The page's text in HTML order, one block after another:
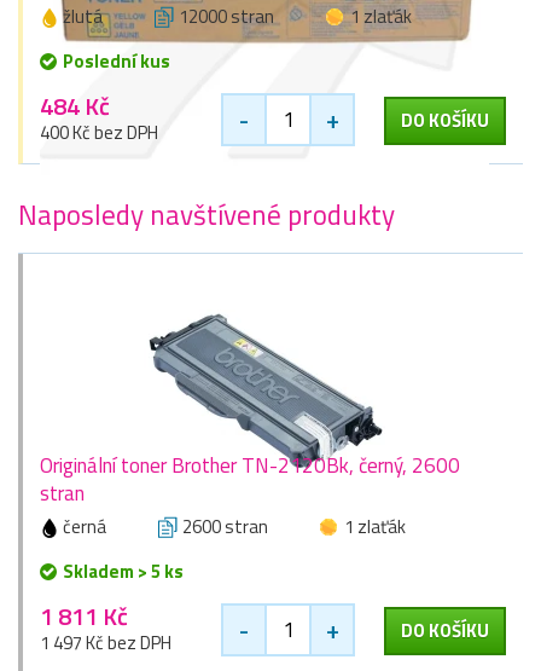
žlutá 12000 stran
1 zlaťák
Poslední kus
484 Kč
400 Kč bez DPH - + DO KOŠÍKU
Naposledy navštívené produkty
Originální toner Brother TN-2120Bk, černý, 2600
stran
černá 2600 stran
1 zlaťák
Skladem > 5 ks
1 811 Kč
1 497 Kč bez DPH - + DO KOŠÍKU